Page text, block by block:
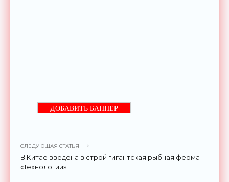
ДОБАВИТЬ БАННЕР
СЛЕДУЮЩАЯ СТАТЬЯ
В Китае введена в строй гигантская рыбная ферма -
«Технологии»